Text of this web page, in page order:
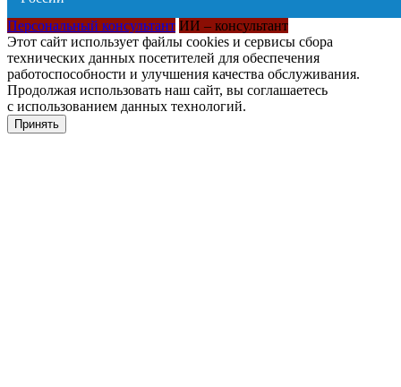
Персональный консультант ИИ – консультант
Этот сайт использует файлы cookies и сервисы сбора
технических данных посетителей для обеспечения
работоспособности и улучшения качества обслуживания.
Продолжая использовать наш сайт, вы соглашаетесь
с использованием данных технологий.
Принять